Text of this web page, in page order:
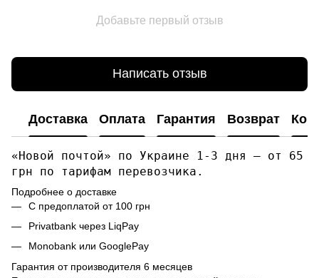
Добавьте первый отзыв
Написать отзыв
Доставка Оплата Гарантия Возврат
«Новой почтой» по Украине 1-3 дня — от 65
грн по тарифам перевозчика.
Подробнее о доставке
С предоплатой от 100 грн
Privatbank через LiqPay
Monobank или GooglePay
Гарантия от производителя 6 месяцев